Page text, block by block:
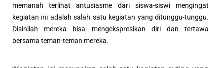
memanah terlihat antusiasme dari siswa-siswi mengingat
kegiatan ini adalah salah satu kegiatan yang ditunggu-tunggu.
Disinilah mereka bisa mengekspresikan diri dan tertawa
bersama teman-teman mereka.